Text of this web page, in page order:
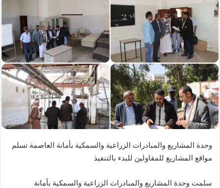
وحدة المشاريع والمبادرات الزراعية والسمكية بأمانة العاصمة تسلم
مواقع المشاريع للمقاولين للبدء بالتنفيذ
سلمت وحدة المشاريع والمبادرات الزراعية والسمكية بأمانة